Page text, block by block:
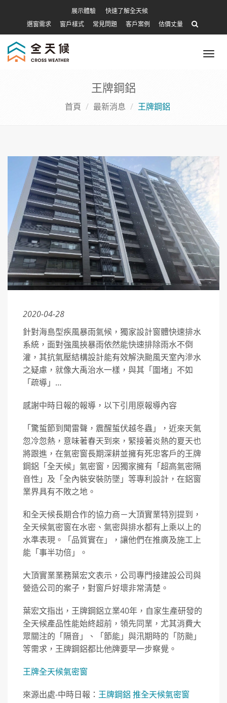
展示體驗
快速了解全天候
選窗需求
窗戶樣式 常見問題 客戶案例 估價丈量
王牌鋼鋁
首頁 最新消息 王牌鋼鋁
2020-04-28
針對海島型疾風暴雨氣候，獨家設計窗體快速排水
系統，面對強風挾暴雨依然能快速排除雨水不倒
灌，其抗氣壓結構設計能有效解決颱風天室內滲水
之疑慮，就像大禹治水一樣，與其「圍堵」不如
「疏導」…
感謝中時日報的報導，以下引用原報導內容
「驚蜇節到聞雷聲，震醒蜇伏越冬蟲」，近來天氣
忽冷忽熱，意味著春天到來，緊接著炎熱的夏天也
將跟進，在氣密窗長期深耕並擁有死忠客戶的王牌
鋼鋁「全天候」氣密窗，因獨家擁有「超高氣密隔
音性」及「全內裝安裝防墜」等專利設計，在鋁窗
業界具有不敗之地。
和全天候長期合作的協力商－大頂實業特別提到，
全天候氣密窗在水密、氣密與排水都有上乘以上的
水準表現。「品質實在」，讓他們在推廣及施工上
能「事半功倍」。
大頂實業業務葉宏文表示，公司專門接建設公司與
營造公司的案子，對窗戶好壞非常清楚。
葉宏文指出，王牌鋼鋁立業40年，自家生產研發的
全天候產品性能始終超前，領先同業，尤其消費大
眾關注的「隔音」、「節能」與汛期時的「防颱」
等需求，王牌鋼鋁都比他牌要早一步察覺。
王牌全天候氣密窗
來源出處-中時日報： 王牌鋼鋁 推全天候氣密窗